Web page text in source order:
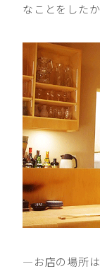
なことをした
―お店の場所は